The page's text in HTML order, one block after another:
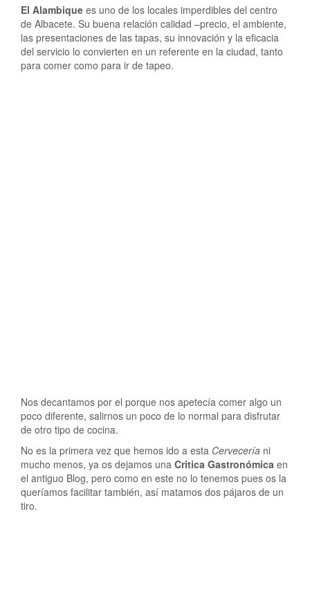
El Alambique es uno de los locales imperdibles del centro
de Albacete. Su buena relación calidad –precio, el ambiente,
las presentaciones de las tapas, su innovación y la eficacia
del servicio lo convierten en un referente en la ciudad, tanto
para comer como para ir de tapeo.
Nos decantamos por el porque nos apetecía comer algo un
poco diferente, salirnos un poco de lo normal para disfrutar
de otro tipo de cocina.
No es la primera vez que hemos ido a esta Cervecería ni
mucho menos, ya os dejamos una Critica Gastronómica en
el antiguo Blog, pero como en este no lo tenemos pues os la
queríamos facilitar también, así matamos dos pájaros de un
tiro.